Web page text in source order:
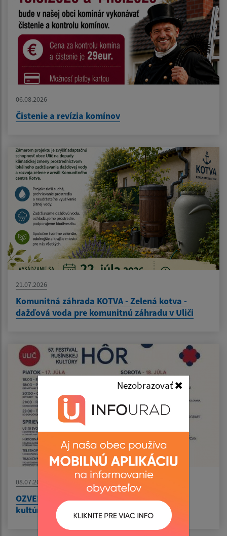
Nezobrazovať
06.08.2026
Čistenie a revízia komínov
21.07.2026
Komunitná záhrada KOTVA - Zelená kotva -
dažďová voda pre komunitnú záhradu v Uliči
08.07.2026
OZVENY VLČÍCH HôR - 57.Festival rusínskej
kultúry